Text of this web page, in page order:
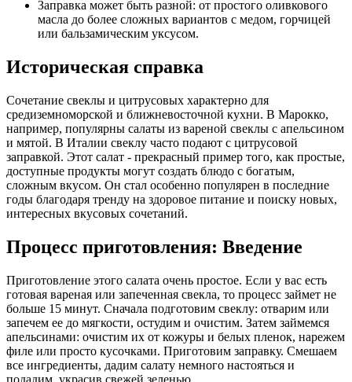
Заправка может быть разной: от простого оливкового
масла до более сложных вариантов с медом, горчицей
или бальзамическим уксусом.
Историческая справка
Сочетание свеклы и цитрусовых характерно для
средиземноморской и ближневосточной кухни. В Марокко,
например, популярны салаты из вареной свеклы с апельсином
и мятой. В Италии свеклу часто подают с цитрусовой
заправкой. Этот салат - прекрасный пример того, как простые,
доступные продукты могут создать блюдо с богатым,
сложным вкусом. Он стал особенно популярен в последние
годы благодаря тренду на здоровое питание и поиску новых,
интересных вкусовых сочетаний.
Процесс приготовления: Введение
Приготовление этого салата очень простое. Если у вас есть
готовая вареная или запеченная свекла, то процесс займет не
больше 15 минут. Сначала подготовим свеклу: отварим или
запечем ее до мягкости, остудим и очистим. Затем займемся
апельсинами: очистим их от кожуры и белых пленок, нарежем
филе или просто кусочками. Приготовим заправку. Смешаем
все ингредиенты, дадим салату немного настояться и
подадим, украсив свежей зеленью.